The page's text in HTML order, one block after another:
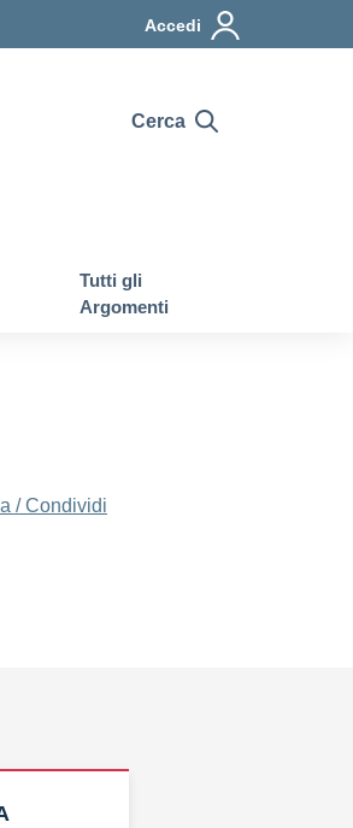
Accedi
Cerca
Tutti gli
Argomenti
/ Condividi